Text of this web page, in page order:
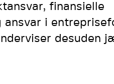
finansielle
i
desuden